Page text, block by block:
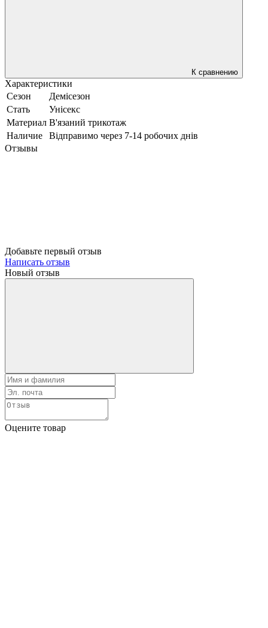
К сравнению
Характеристики
Сезон
Демісезон
Стать
Унісекс
Материал В'язаний трикотаж
Наличие
Відправимо через 7-14 робочих днів
Отзывы
Добавьте первый отзыв
Написать отзыв
Новый отзыв
Оцените товар